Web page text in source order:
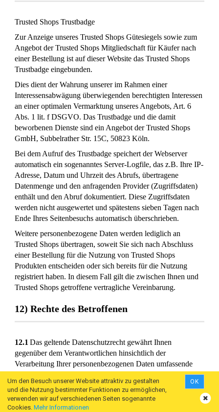
Um den Besuch unserer Website attraktiv zu gestalten
und die Nutzung bestimmter Funktionen zu ermöglichen,
verwenden wir auf verschiedenen Seiten sogenannte
Cookies. Mehr Informationen
OK
Trusted Shops Trustbadge
Zur Anzeige unseres Trusted Shops Gütesiegels sowie zum
Angebot der Trusted Shops Mitgliedschaft für Käufer nach
einer Bestellung ist auf dieser Website das Trusted Shops
Trustbadge eingebunden.
Dies dient der Wahrung unserer im Rahmen einer
Interessensabwägung überwiegenden berechtigten Interessen
an einer optimalen Vermarktung unseres Angebots, Art. 6
Abs. 1 lit. f DSGVO. Das Trustbadge und die damit
beworbenen Dienste sind ein Angebot der Trusted Shops
GmbH, Subbelrather Str. 15C, 50823 Köln.
Bei dem Aufruf des Trustbadge speichert der Webserver
automatisch ein sogenanntes Server-Logfile, das z.B. Ihre IP-
Adresse, Datum und Uhrzeit des Abrufs, übertragene
Datenmenge und den anfragenden Provider (Zugriffsdaten)
enthält und den Abruf dokumentiert. Diese Zugriffsdaten
werden nicht ausgewertet und spätestens sieben Tagen nach
Ende Ihres Seitenbesuchs automatisch überschrieben.
Weitere personenbezogene Daten werden lediglich an
Trusted Shops übertragen, soweit Sie sich nach Abschluss
einer Bestellung für die Nutzung von Trusted Shops
Produkten entscheiden oder sich bereits für die Nutzung
registriert haben. In diesem Fall gilt die zwischen Ihnen und
Trusted Shops getroffene vertragliche Vereinbarung.
12) Rechte des Betroffenen
12.1 Das geltende Datenschutzrecht gewährt Ihnen
gegenüber dem Verantwortlichen hinsichtlich der
Verarbeitung Ihrer personenbezogenen Daten umfassende
Betroffenenrechte (Auskunfts- und Interventionsrechte), über
die wir Sie nachstehend informieren:
Auskunftsrecht gemäß Art. 15 DSGVO: Sie haben